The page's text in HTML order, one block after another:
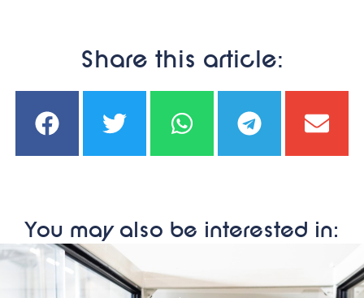
Share this article:
You may also be interested in: